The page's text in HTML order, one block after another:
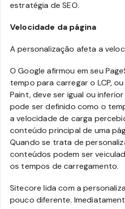
estratégia de SEO.
Velocidade da página
A personalização afeta a
O Google afirmou em seu
tempo para carregar o LCP,
Paint, deve ser igual ou inferior
pode ser definido como o
a velocidade de carga
conteúdo principal de uma
Quando se trata de
conteúdos podem ser
os tempos de carregamento.
Sitecore lida com a
pouco diferente.